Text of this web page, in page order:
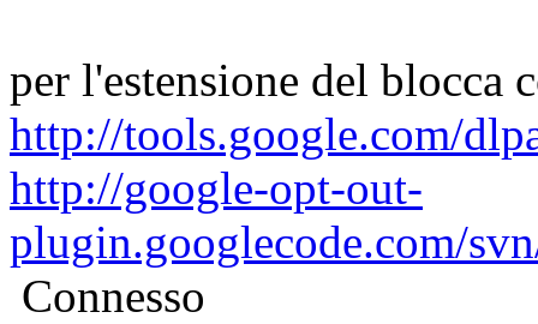
per l'estensione del blocca
http://tools.google.com/
http://google-opt-out-
plugin.googlecode.com/
Connesso